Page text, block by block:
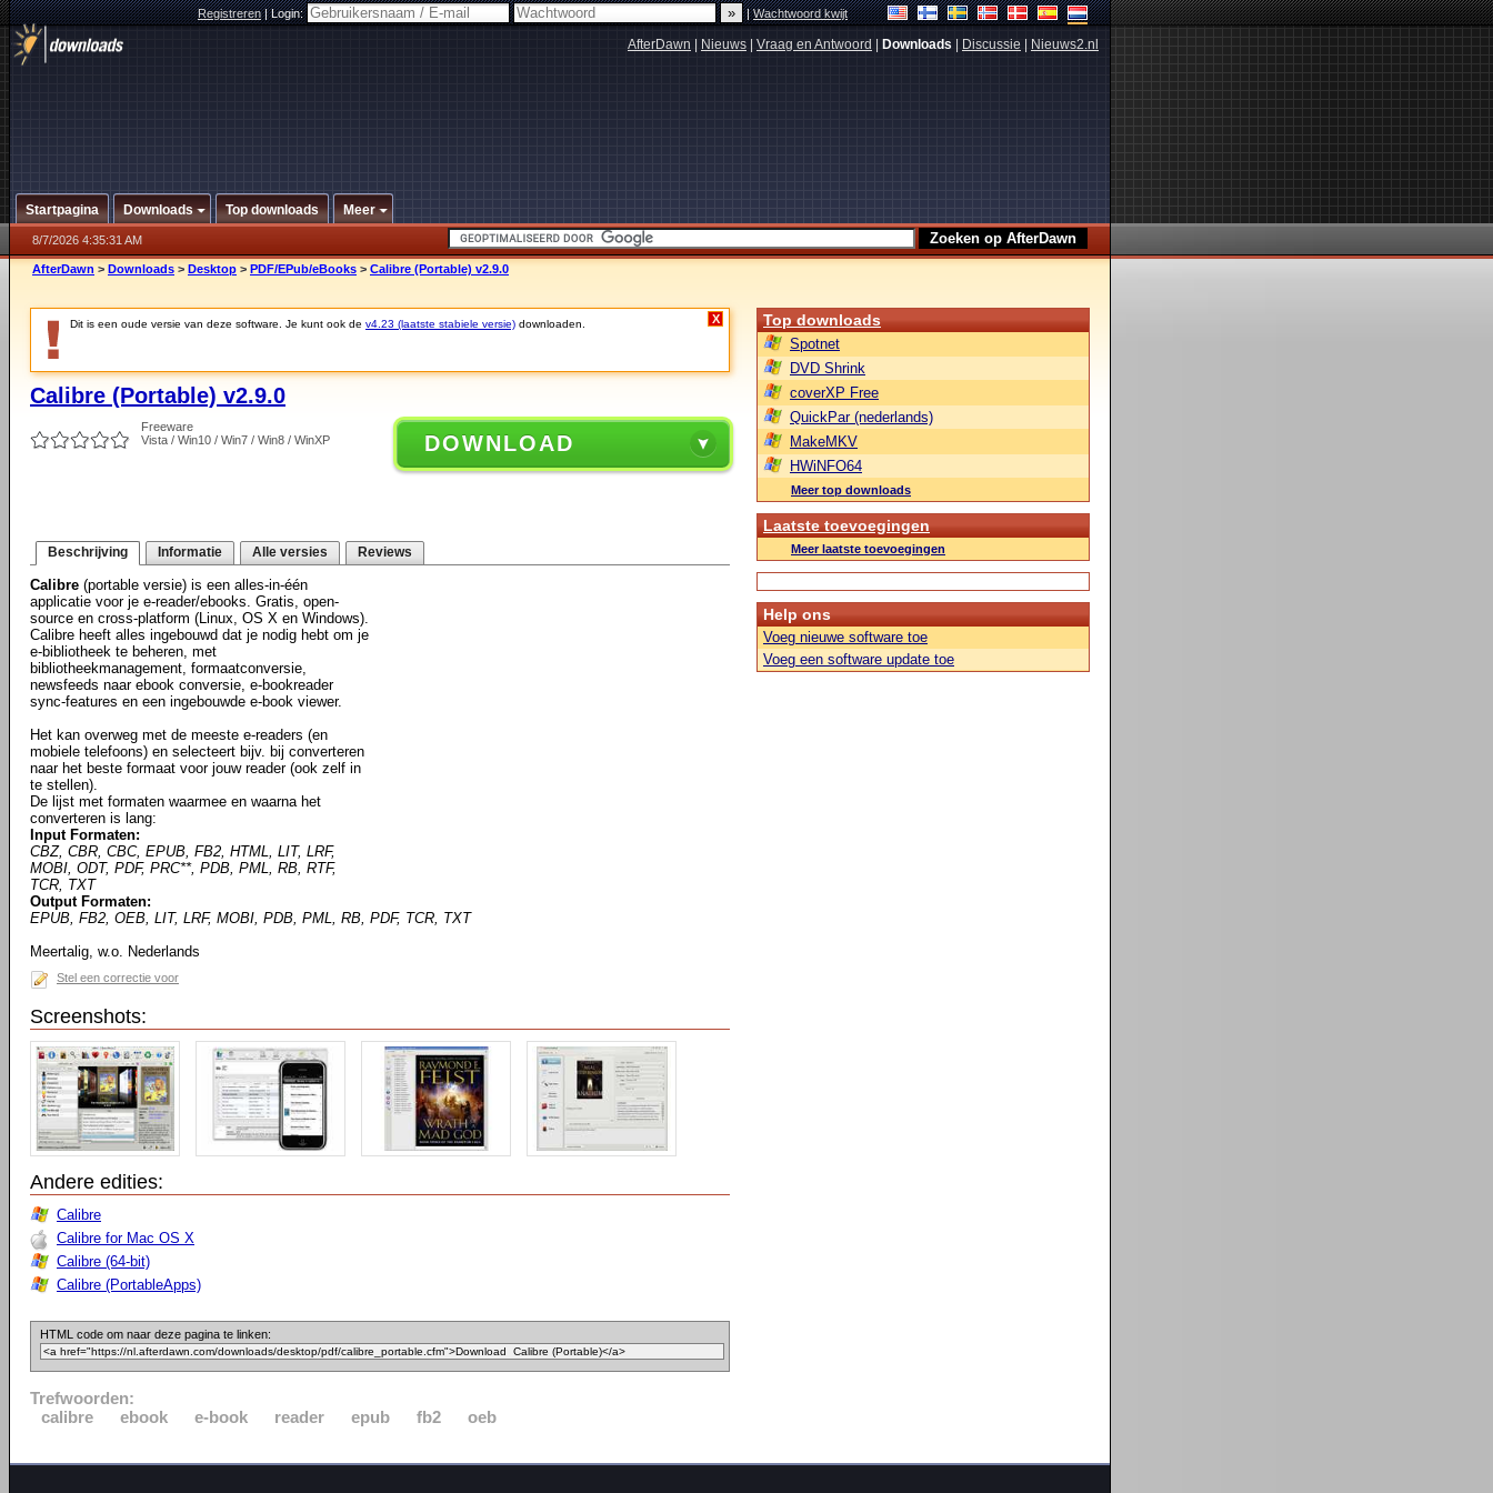
Registreren|Login: |Wachtwoord kwijt
AfterDawn Nieuws Vraag en Antwoord Downloads Discussie Nieuws2.nl
Startpagina Downloads Top downloads Meer
8/7/2026 4:35:31 AM
AfterDawn > Downloads > Desktop > PDF/EPub/eBooks > Calibre (Portable) v2.9.0
Dit is een oude versie van deze software. Je kunt ook de v4.23 (laatste stabiele versie) downloaden. X
Calibre (Portable) v2.9.0
Freeware
Vista / Win10 / Win7 / Win8 / WinXP
DOWNLOAD
Beschrijving Informatie Alle versies Reviews
Calibre (portable versie) is een alles-in-één
applicatie voor je e-reader/ebooks. Gratis, open-
source en cross-platform (Linux, OS X en Windows).
Calibre heeft alles ingebouwd dat je nodig hebt om je
e-bibliotheek te beheren, met
bibliotheekmanagement, formaatconversie,
newsfeeds naar ebook conversie, e-bookreader
sync-features en een ingebouwde e-book viewer.
Het kan overweg met de meeste e-readers (en
mobiele telefoons) en selecteert bijv. bij converteren
naar het beste formaat voor jouw reader (ook zelf in
te stellen).
De lijst met formaten waarmee en waarna het
converteren is lang:
Input Formaten:
CBZ, CBR, CBC, EPUB, FB2, HTML, LIT, LRF,
MOBI, ODT, PDF, PRC**, PDB, PML, RB, RTF,
TCR, TXT
Output Formaten:
EPUB, FB2, OEB, LIT, LRF, MOBI, PDB, PML, RB, PDF, TCR, TXT
Meertalig, w.o. Nederlands
Stel een correctie voor
Screenshots:
Andere edities:
Calibre
Calibre for Mac OS X
Calibre (64-bit)
Calibre (PortableApps)
HTML code om naar deze pagina te linken:
Trefwoorden:
calibre
ebook e-book reader epub fb2 oeb
Top downloads
Spotnet
DVD Shrink
coverXP Free
QuickPar (nederlands)
MakeMKV
HWiNFO64
Meer top downloads
Laatste toevoegingen
Meer laatste toevoegingen
Help ons
Voeg nieuwe software toe
Voeg een software update toe